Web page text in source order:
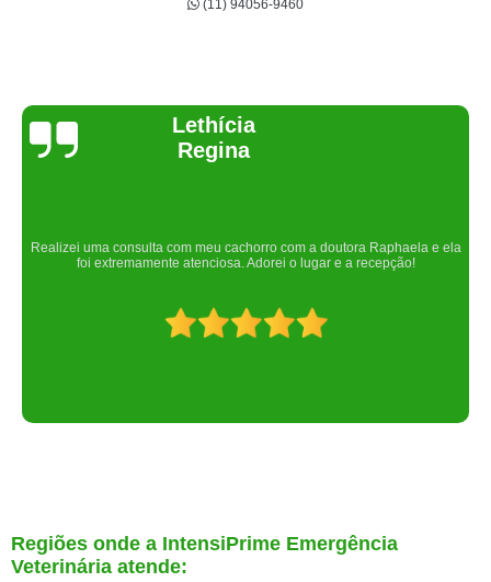
(11) 94056-9460
Joelma Lilian
Um lugar maravilhoso. Sempre serei grata pelo que fizeram por nós!
Regiões onde a IntensiPrime Emergência
Veterinária atende: